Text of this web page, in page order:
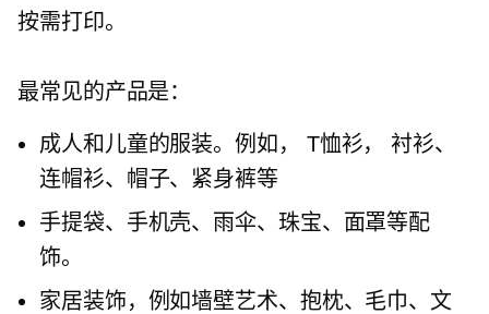
按需打印。
最常见的产品是：
成人和儿童的服装。例如， T恤衫，
衬衫、
连帽衫、帽子、紧身裤等
手提袋、手机壳、雨伞、珠宝、面罩等配
饰。
家居装饰，例如墙壁艺术、抱枕、毛巾、文